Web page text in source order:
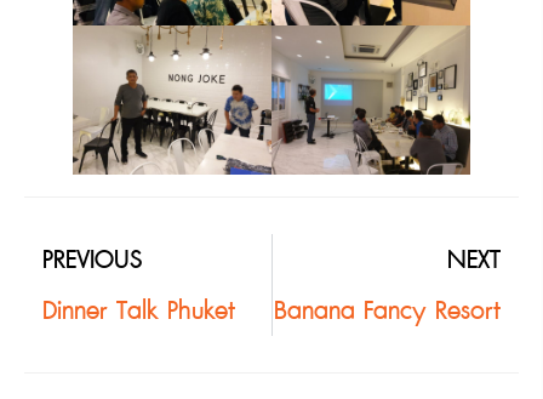
PREVIOUS
Dinner Talk Phuket
NEXT
Banana Fancy Resort